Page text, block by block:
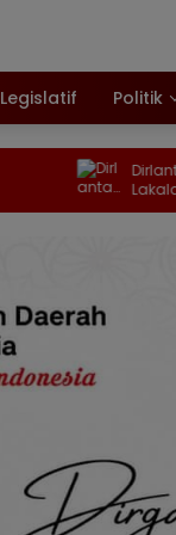
Legislatif Politik
Dirlantas Polda
Lakalantas
Bone Bolango